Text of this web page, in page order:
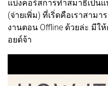
แบ่งคอร์สการทำสมาธิเป็น
(จ่ายเพิ่ม) ที่เริ่ดคือเราสาม
งานตอน Offline ด้วยล่ะ มีใ
อยด์จ้า